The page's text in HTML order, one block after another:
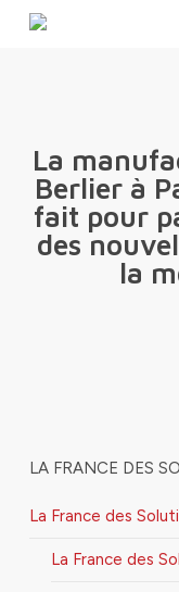
La
Berlier à
fait pour
des
la
LA FRANCE DES
La France des
La France des